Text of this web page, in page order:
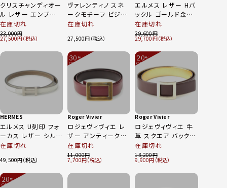
クリスチャンディオー
ル レザー エンブロ
イダリー キャンバス
ロゴ ベルト 小物 50-
MA-0231 ブラック
ベージュ ゴールド
在庫切れ
33,000
27,500
ヴァレンティノ スネ
ークモチーフ ビジュ
在庫切れ
27,500
エルメス レザー Hバ
ックル ゴールド金具
ベルト ブラック ブル
ー 80
在庫切れ
39,600
29,700
HERMES
エルメス U刻印 フォ
ーカス レザー シルバ
ー金具 ベルト エトゥ
在庫切れ
49,500
30%
OFF
Roger Vivier
ロジェヴィヴィエ レ
ザー アンティーク調
ゴールド金具 ベルト
小物 ワインレッド
在庫切れ
11,000
7,700
20%
OFF
Roger Vivier
ロジェヴィヴィエ 牛
革 スクエア バックル
ゴールド ベルト 小物
ブラウン ゴールド
在庫切れ
13,200
9,900
20%
OFF